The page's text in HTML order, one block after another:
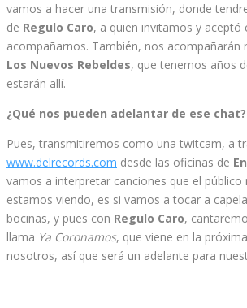
vamos a hacer una transmisión, donde
de Regulo Caro, a quien invitamos y aceptó
acompañarnos. También, nos acompañarán
Los Nuevos Rebeldes, que tenemos años
estarán allí.
¿Qué nos pueden adelantar de ese chat?
Pues, transmitiremos como una twitcam, a
www.delrecords.com desde las oficinas de
vamos a interpretar canciones que el público
estamos viendo, es si vamos a tocar a
bocinas, y pues con Regulo Caro,
llama Ya Coronamos, que viene en la
nosotros, así que será un adelante para